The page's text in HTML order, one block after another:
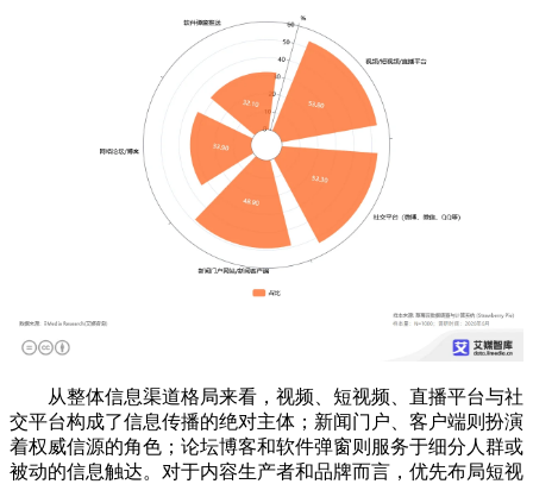
从整体信息渠道格局来看，视频、短视频、直播平台与社
交平台构成了信息传播的绝对主体；新闻门户、客户端则扮演
着权威信源的角色；论坛博客和软件弹窗则服务于细分人群或
被动的信息触达。对于内容生产者和品牌而言，优先布局短视